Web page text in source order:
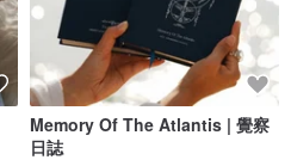
Memory Of The Atlantis | 覺察
日誌